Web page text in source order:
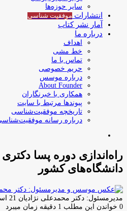
سایر حوزه‌ها
انتشارات موفقیت‌ شناسی
آمار نشر کتاب
درباره ما
اهداف
خط مشی
تماس با ما
حریم خصوصی
درباره موسس
About Founder
همکاری با خبرنگاران
پیوندها مرتبط با سایت
تاریخچه موفقیت‌شناسی
درباره رسانه
راه‌اندازی دوره پسا دکتری
دانشگاه‌های کشور
مدیرمسئول: دکتر محمدعلی نژادیان
ایمیل
21 اسفند 1399 13:33
0 خواندن این مطلب 1 دقیقه زمان میبرد